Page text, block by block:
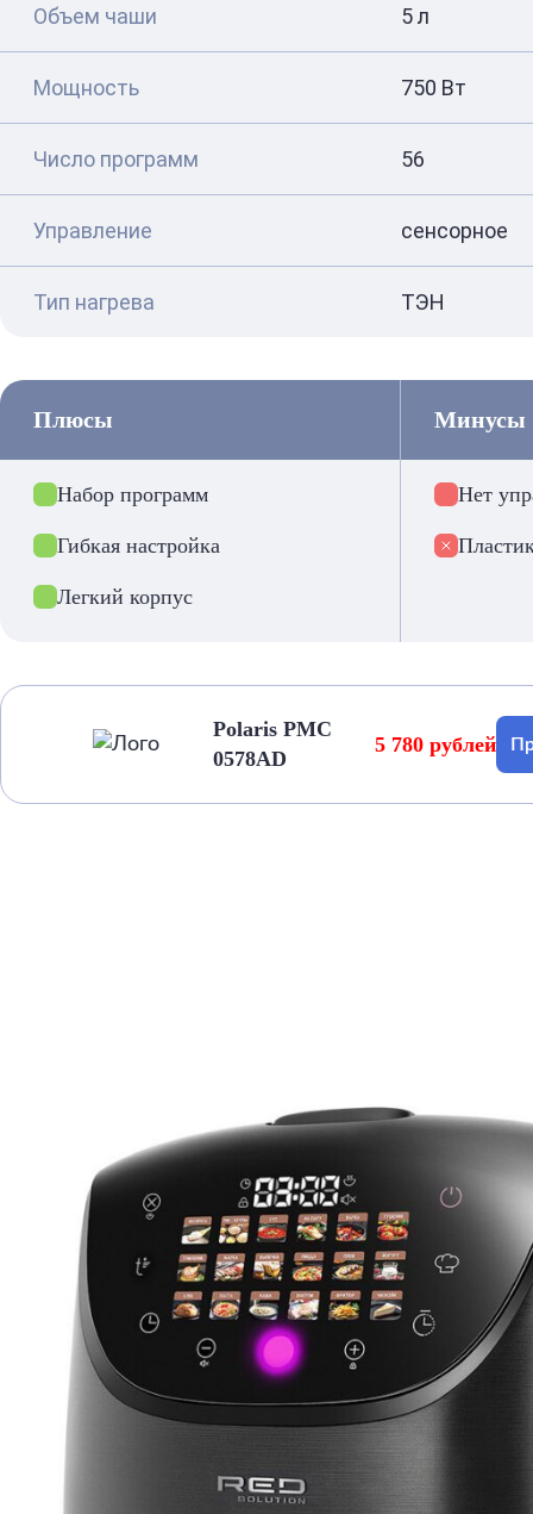
Объем чаши 5 л
Мощность 750 Вт
Число программ 56
Управление сенсорное
Тип нагрева ТЭН
Плюсы
Набор программ
Гибкая настройка
Легкий корпус
Минусы
Нет
Polaris PMC
0578AD
5 780 рублей